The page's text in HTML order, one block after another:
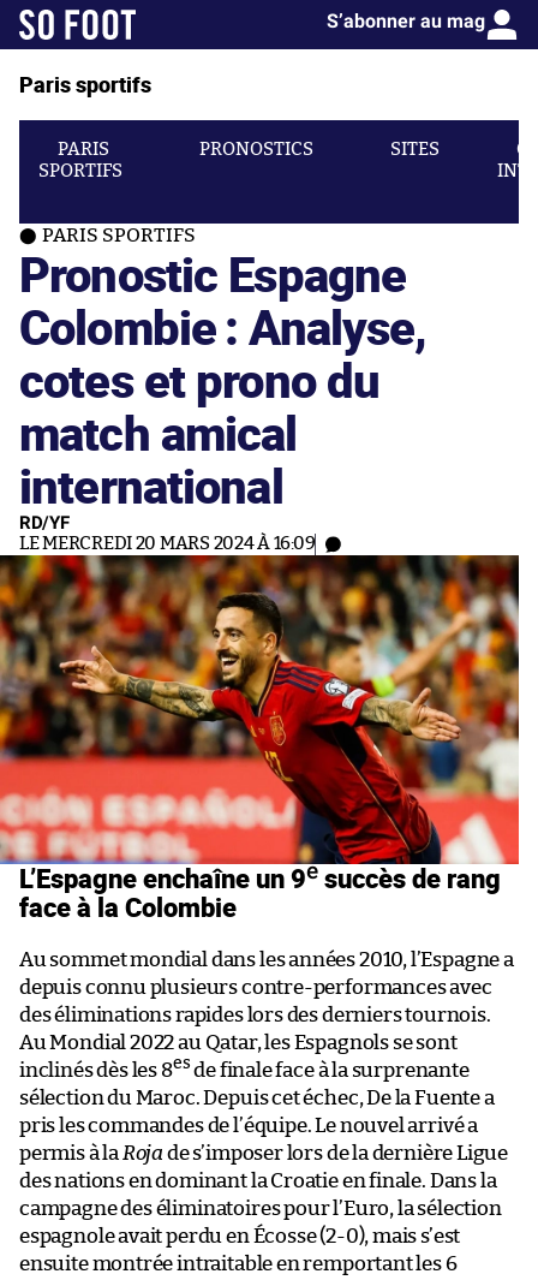
S’abonner au mag
Paris sportifs
PARIS
SPORTIFS
PRONOSTICS SITES
PARIS SPORTIFS
Pronostic Espagne
Colombie : Analyse,
cotes et prono du
match amical
international
RD/YF
LE MERCREDI 20 MARS 2024 À 16:09
L’Espagne enchaîne un 9e succès de rang
face à la Colombie
Au sommet mondial dans les années 2010, l’Espagne a
depuis connu plusieurs contre-performances avec
des éliminations rapides lors des derniers tournois.
Au Mondial 2022 au Qatar, les Espagnols se sont
inclinés dès les 8es de finale face à la surprenante
sélection du Maroc. Depuis cet échec, De la Fuente a
pris les commandes de l’équipe. Le nouvel arrivé a
permis à laRoja de s’imposer lors de la dernière Ligue
des nations en dominant la Croatie en finale. Dans la
campagne des éliminatoires pour l’Euro, la sélection
espagnole avait perdu en Écosse (2-0), mais s’est
ensuite montrée intraitable en remportant les 6